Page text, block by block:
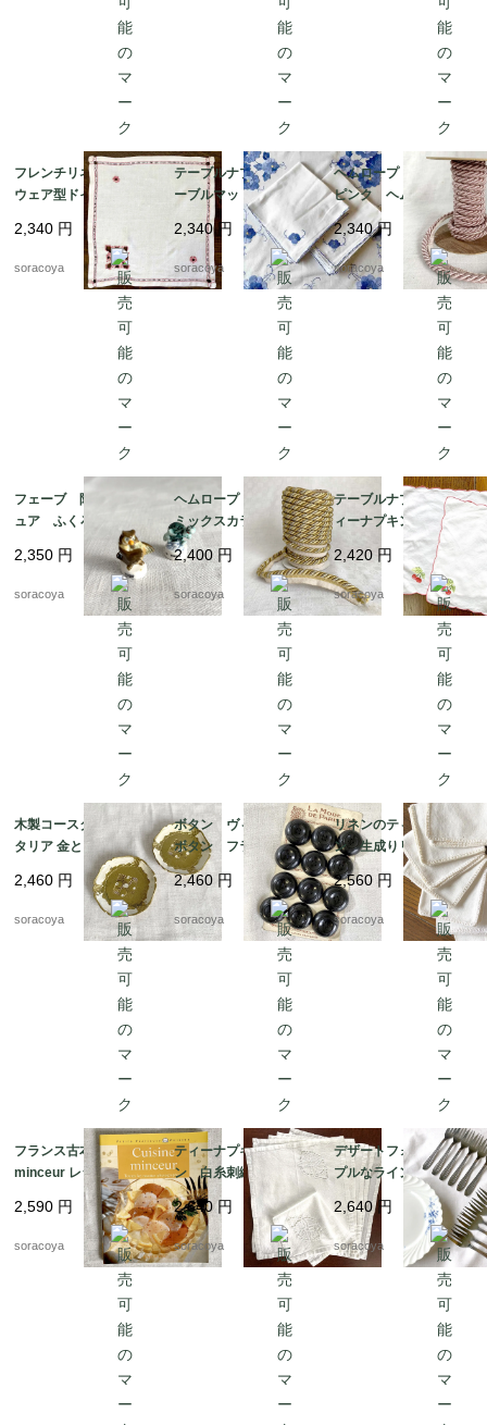
フレンチリネン スク
ウェア型ドイリー カッ
トワーク 赤い刺繍 12C
Laf12
2,340 円
soracoya
テーブルナプキン テ
ーブルマット 花びん
敷き 花刺繍 ブルー
グラデーション 12CLb
v2
2,340円
soracoya
ヘムロープ シックな
ピンク ヘム付き ガ
ロン インテリアテー
プ 切売り 12cldc2
2,340円
soracoya
フェーブ 陶器ミニチ
ュア ふくろう か
め 2個セット ガロ
ットデロア 19otd89-
2,350 円
soracoya
ヘムロープ ゴールド
ミックスカラー ヘム
付き インテリアテー
プ 切売り 12cldc1
2,400円
soracoya
テーブルナプキン テ
ィーナプキン さくら
んぼの刺繍 在庫1 1
2clce13-2
2,420 円
soracoya
木製コースター 小皿 イ
タリア 金とアイボリー
2,460 円
soracoya
ボタン ヴィンテージ
ボタン フランス 大
きな黒ボタン12個入
荷 コート ジャケッ
ト 12clct10
2,460 円
soracoya
リネンのティーナフキ
ン 生成りリネン 12cl
bs22
2,560円
soracoya
フランス古本 Cuisine
minceur レシピ本63P
コンパクトサイズ 12ps
cf57-2
2,590 円
soracoya
ティーナプキン リネ
ン 白糸刺繍 カット
ワーク ハンカチ 12cl
cb10
2,640円
soracoya
デザートフォーク シン
プルなライン装飾 扱
いやすいステンレス 12
TWbl6
2,640円
soracoya